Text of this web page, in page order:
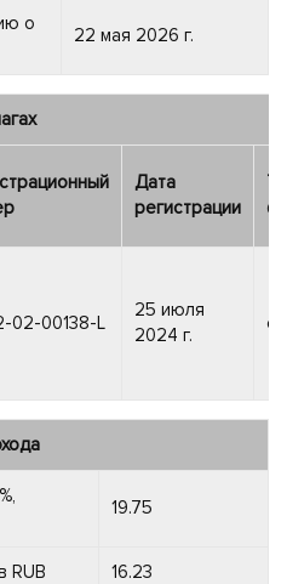
о
22 мая 2026 г.
Дата
регистрации
02-00138-L
25 июля
2024 г.
19.75
RUB 16.23